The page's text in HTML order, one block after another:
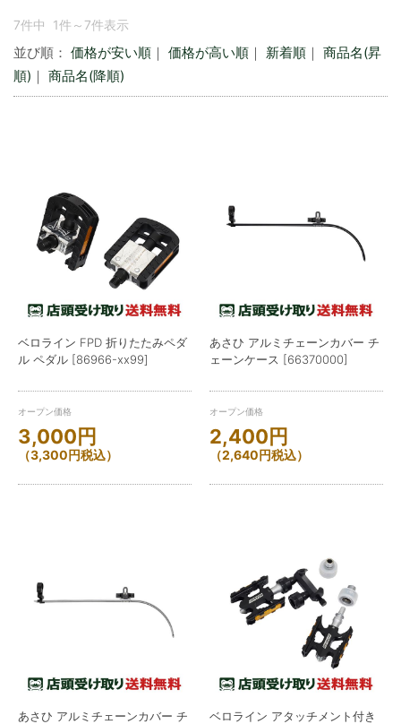
7件中 1件～7件表示
並び順： 価格が安い順 ｜ 価格が高い順 ｜ 新着順 ｜ 商品名(昇
順) ｜ 商品名(降順)
ベロライン FPD 折りたたみペダ
ル ペダル [86966-xx99]
オープン価格
3,000円
（3,300円税込）
あさひ アルミチェーンカバー チ
ェーンケース [66370000]
オープン価格
2,400円
（2,640円税込）
あさひ アルミチェーンカバー チ
ベロライン アタッチメント付き